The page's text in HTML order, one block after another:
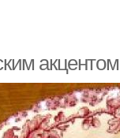
акцентом